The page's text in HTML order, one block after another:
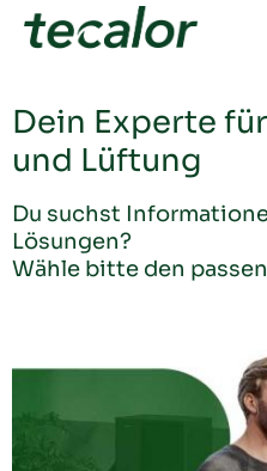
FACHKUNDEN
Dein Experte
und Lüftung
Du suchst
Lösungen?
Wähle bitte den